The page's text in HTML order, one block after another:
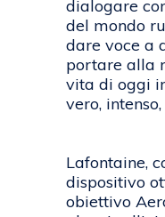
dialogare
del mondo
dare voce a
portare alla
vita di oggi
vero,
Lafontaine,
dispositivo
obiettivo